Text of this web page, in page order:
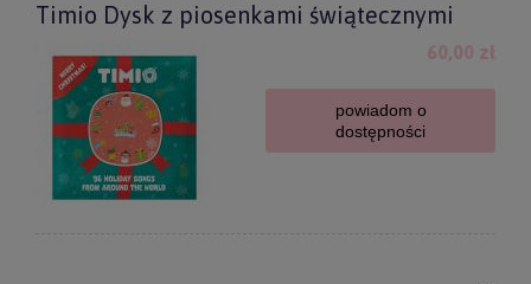
Timio Dysk z piosenkami świątecznymi
60,00 zł
powiadom o
dostępności